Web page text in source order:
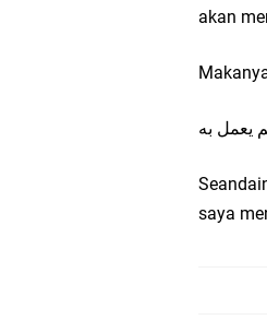
akan
يعمل به
saya